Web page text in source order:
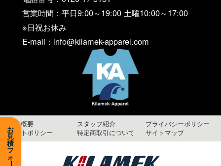
お
見
積
フ
ォ
ー
営業時間：平日9:00～19:00 土曜10:00～17:00
※日祝お休み
E-mail：info@kilamek-apparel.com
会社概要 スタッフ紹介
プライバシーポリシー
サイトポリシー
特定商取引について サイトマップ